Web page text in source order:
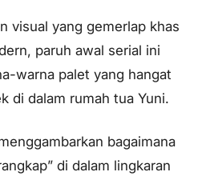
visual yang gemerlap khas
paruh awal serial ini
warna palet yang hangat
di dalam rumah tua Yuni.
bagaimana
di dalam lingkaran